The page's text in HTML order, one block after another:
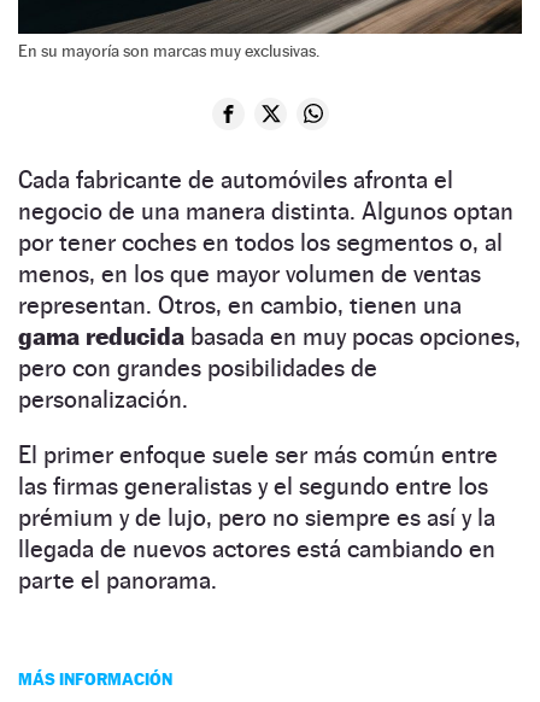
En su mayoría son marcas muy exclusivas.
Cada fabricante de automóviles afronta el
negocio de una manera distinta. Algunos optan
por tener coches en todos los segmentos o, al
menos, en los que mayor volumen de ventas
representan. Otros, en cambio, tienen una
gama reducida basada en muy pocas opciones,
pero con grandes posibilidades de
personalización.
El primer enfoque suele ser más común entre
las firmas generalistas y el segundo entre los
prémium y de lujo, pero no siempre es así y la
llegada de nuevos actores está cambiando en
parte el panorama.
MÁS INFORMACIÓN